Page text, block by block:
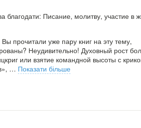
Писание, молитву, участие в
прочитали уже пару книг на эту тему,
Неудивительно! Духовный рост
или взятие командной высоты с
… Показати більше